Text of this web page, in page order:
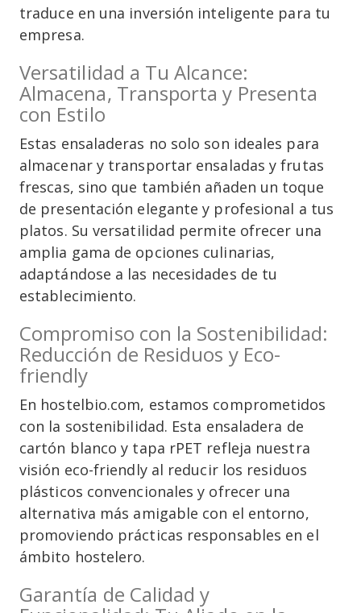
traduce en una inversión inteligente para tu
empresa.
Versatilidad a Tu Alcance:
Almacena, Transporta y Presenta
con Estilo
Estas ensaladeras no solo son ideales para
almacenar y transportar ensaladas y frutas
frescas, sino que también añaden un toque
de presentación elegante y profesional a tus
platos. Su versatilidad permite ofrecer una
amplia gama de opciones culinarias,
adaptándose a las necesidades de tu
establecimiento.
Compromiso con la Sostenibilidad:
Reducción de Residuos y Eco-
friendly
En hostelbio.com, estamos comprometidos
con la sostenibilidad. Esta ensaladera de
cartón blanco y tapa rPET refleja nuestra
visión eco-friendly al reducir los residuos
plásticos convencionales y ofrecer una
alternativa más amigable con el entorno,
promoviendo prácticas responsables en el
ámbito hostelero.
Garantía de Calidad y